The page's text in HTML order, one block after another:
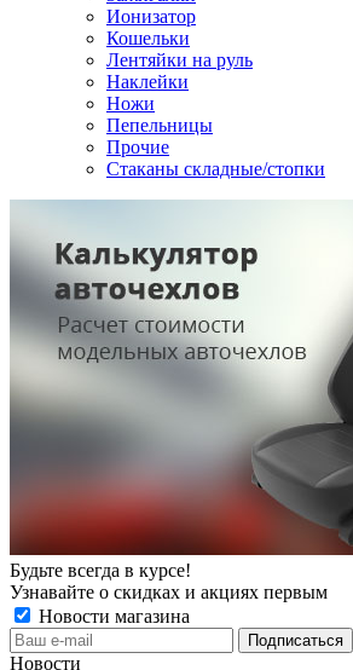
Ионизатор
Кошельки
Лентяйки на руль
Наклейки
Ножи
Пепельницы
Прочие
Стаканы складные/стопки
Будьте всегда в курсе!
Узнавайте о скидках и акциях первым
Новости магазина
Новости